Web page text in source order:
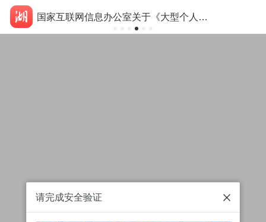
国家互联网信息办公室关于《大型个人信息处理者个人信息保护规定（征求意见稿）》公开征求意见的通知
请完成安全验证